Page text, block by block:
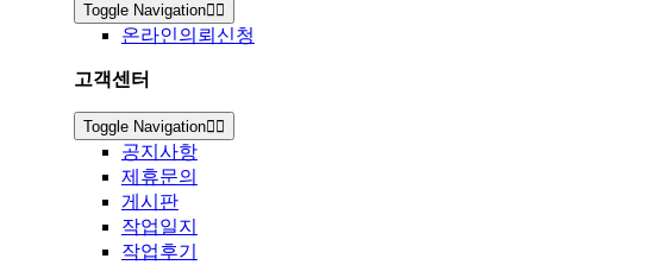
Toggle Navigation
온라인의뢰신청
고객센터
Toggle Navigation
공지사항
제휴문의
게시판
작업일지
작업후기